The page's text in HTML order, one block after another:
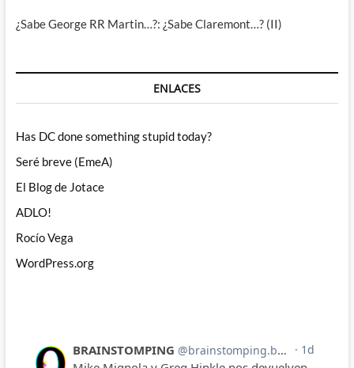
¿Sabe George RR Martin…?: ¿Sabe Claremont…? (II)
ENLACES
Has DC done something stupid today?
Seré breve (EmeA)
El Blog de Jotace
ADLO!
Rocío Vega
WordPress.org